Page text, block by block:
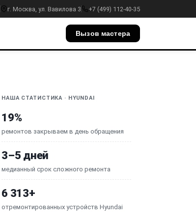
г. Москва, ул. Вавилова 3 +7 (499) 112-40-35
Вызов мастера
НАША СТАТИСТИКА · HYUNDAI
19%
ремонтов закрываем в день обращения
3–5 дней
медианный срок сложного ремонта
6 313+
отремонтированных устройств Hyundai